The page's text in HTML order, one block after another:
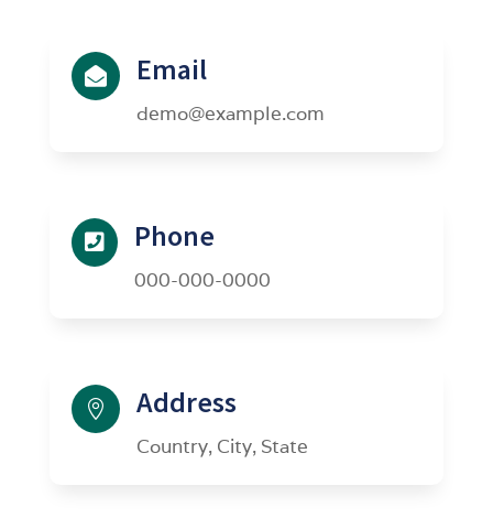
 Email
demo@example.com
 Phone
000-000-0000
 Address
Country, City, State